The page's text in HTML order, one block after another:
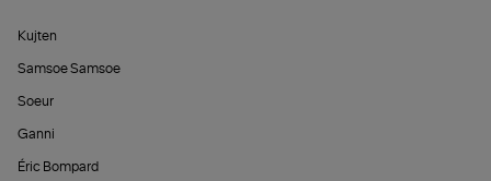
Kujten
Samsoe Samsoe
Soeur
Ganni
Éric Bompard